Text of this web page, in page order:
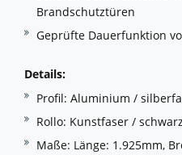
Brandschutztüren
Geprüfte Dauerfunktion
Details:
Profil: Aluminium /
Rollo: Kunstfaser / schwarz
Maße: Länge: 1.925mm,